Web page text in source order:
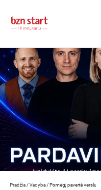
Pradžia /Vadyba /Pomėgį pavertė verslu